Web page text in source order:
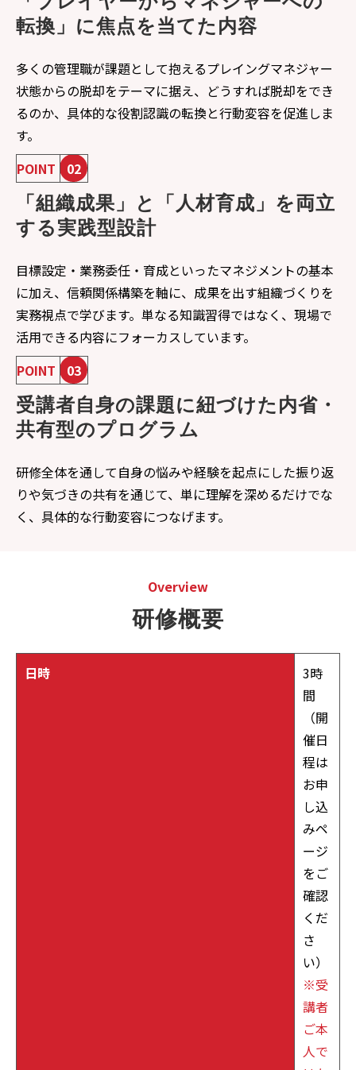
転換」に焦点を当てた内容
多くの管理職が課題として抱えるプレイングマネジャー
状態からの脱却をテーマに据え、どうすれば脱却をでき
るのか、具体的な役割認識の転換と行動変容を促進しま
す。
POINT
02
「組織成果」と「人材育成」を両立
する実践型設計
目標設定・業務委任・育成といったマネジメントの基本
に加え、信頼関係構築を軸に、成果を出す組織づくりを
実務視点で学びます。単なる知識習得ではなく、現場で
活用できる内容にフォーカスしています。
POINT
03
受講者自身の課題に紐づけた内省・
共有型のプログラム
研修全体を通して自身の悩みや経験を起点にした振り返
りや気づきの共有を通じて、単に理解を深めるだけでな
く、具体的な行動変容につなげます。
Overview
研修概要
日時
3時
間
（開
催日
程は
お申
し込
みペ
ージ
をご
確認
くだ
さ
い）
※受
講者
ご本
人で